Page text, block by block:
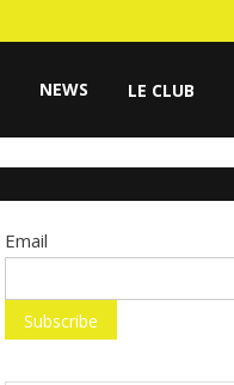
NEWS LE CLUB
Email